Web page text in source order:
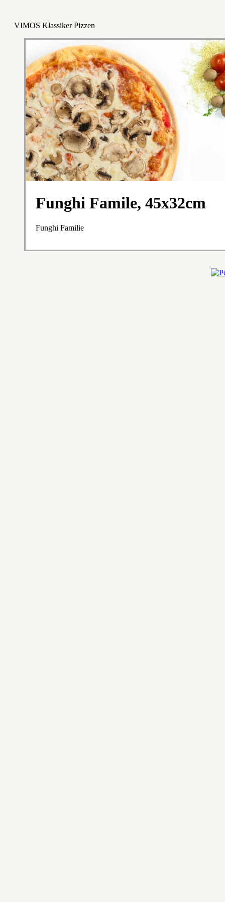
VIMOS Klassiker Pizzen
Funghi Famile, 45x32cm
Funghi Familie